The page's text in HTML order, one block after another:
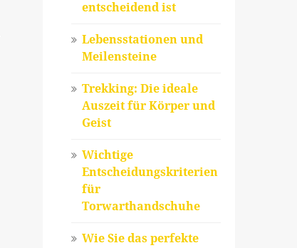
entscheidend ist
Lebensstationen und
Meilensteine
Trekking: Die ideale
Auszeit für Körper und
Geist
Wichtige
Entscheidungskriterien
für
Torwarthandschuhe
Wie Sie das perfekte